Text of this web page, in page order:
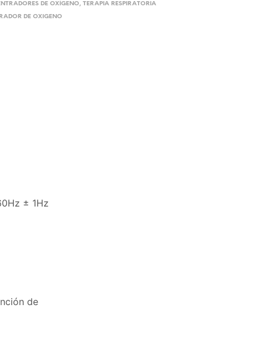
DE OXÍGENO,TERAPIA RESPIRATORIA
DE OXIGENO
± 1Hz
de